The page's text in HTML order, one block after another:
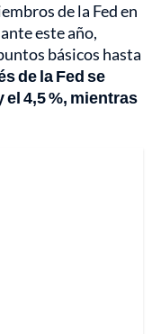
de la Fed en
este año,
básicos hasta
de la Fed se
el 4,5 %, mientras